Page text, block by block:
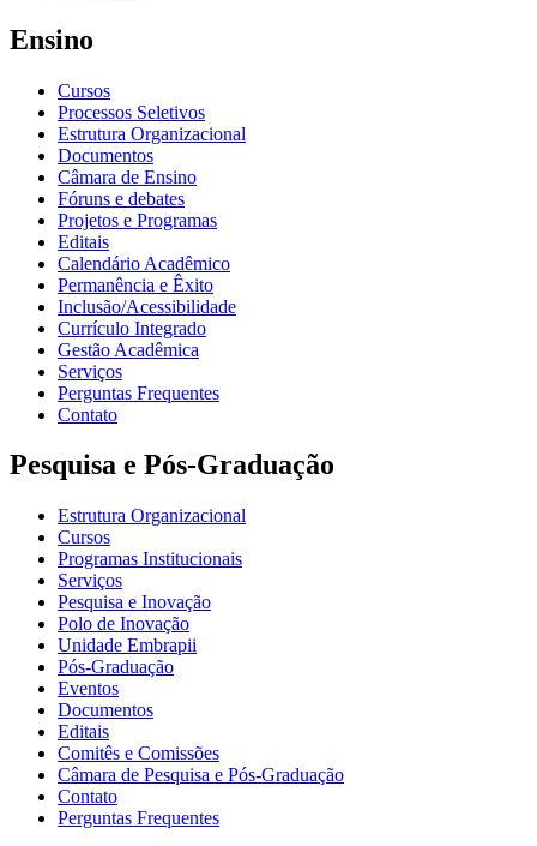
Ensino
Cursos
Processos Seletivos
Estrutura Organizacional
Documentos
Câmara de Ensino
Fóruns e debates
Projetos e Programas
Editais
Calendário Acadêmico
Permanência e Êxito
Inclusão/Acessibilidade
Currículo Integrado
Gestão Acadêmica
Serviços
Perguntas Frequentes
Contato
Pesquisa e Pós-Graduação
Estrutura Organizacional
Cursos
Programas Institucionais
Serviços
Pesquisa e Inovação
Polo de Inovação
Unidade Embrapii
Pós-Graduação
Eventos
Documentos
Editais
Comitês e Comissões
Câmara de Pesquisa e Pós-Graduação
Contato
Perguntas Frequentes